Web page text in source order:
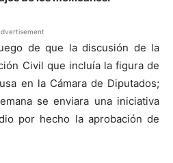
de que la discusión de la
Civil que incluía la figura de
en la Cámara de Diputados;
se enviara una iniciativa
por hecho la aprobación de